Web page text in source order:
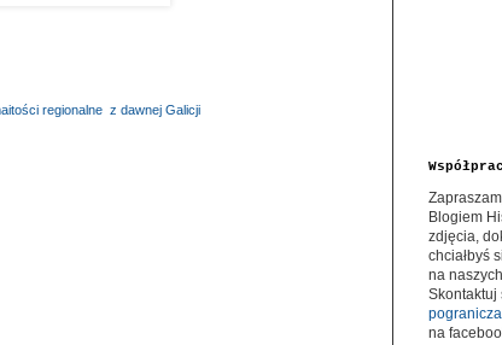
regionalne z dawnej Galicji
Blogiem
zdjęcia,
chciałbyś
na
Skontaktuj
na